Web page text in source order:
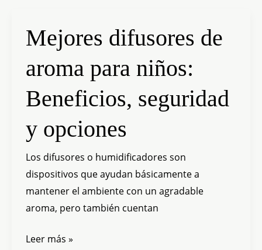
Mejores difusores de
aroma para niños:
Beneficios, seguridad
y opciones
Los difusores o humidificadores son
dispositivos que ayudan básicamente a
mantener el ambiente con un agradable
aroma, pero también cuentan
Mejores
difusores
de
para
Beneficios,
opciones
Leer más »